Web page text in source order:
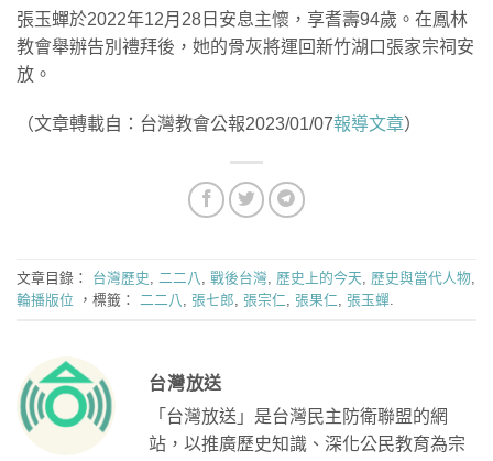
張玉蟬於2022年12月28日安息主懷，享耆壽94歲。在鳳林
教會舉辦告別禮拜後，她的骨灰將運回新竹湖口張家宗祠安
放。
（文章轉載自：台灣教會公報2023/01/07報導文章）
文章目錄： 台灣歷史 二二八 戰後台灣 歷史上的今天 歷史與當代人物
輪播版位 ，標籤： 二二八 張七郎 張宗仁 張果仁 張玉蟬
台灣放送
「台灣放送」是台灣民主防衛聯盟的網
站，以推廣歷史知識、深化公民教育為宗